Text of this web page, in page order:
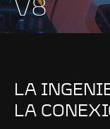
LA
LA